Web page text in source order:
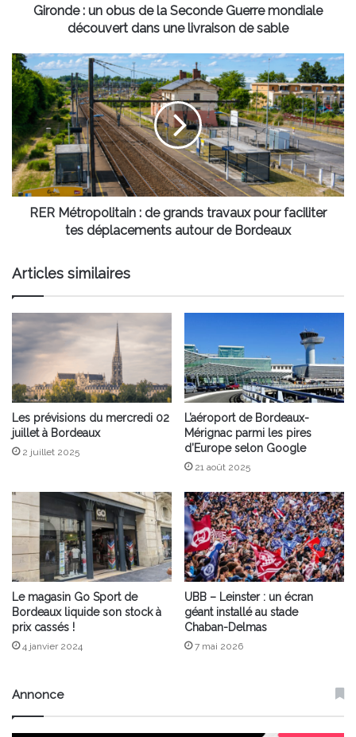
découvert
livraison
de
sable
Gironde : un obus de la Seconde Guerre mondiale
découvert dans une livraison de sable
RER
Métropolitain
:
de
grands
travaux
pour
faciliter
tes
déplacements
RER Métropolitain : de grands travaux pour faciliter
tes déplacements autour de Bordeaux
Articles similaires
Les prévisions du mercredi 02
juillet à Bordeaux
2 juillet 2025
L’aéroport de Bordeaux-
Mérignac parmi les pires
d’Europe selon Google
21 août 2025
Le magasin Go Sport de
Bordeaux liquide son stock à
prix cassés !
4 janvier 2024
UBB – Leinster : un écran
géant installé au stade
Chaban-Delmas
7 mai 2026
Annonce